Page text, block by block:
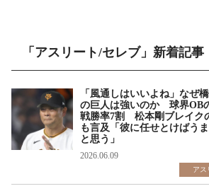
「アスリート/セレブ」新着記事
「風通しはいいよね」なぜ
の巨人は強いのか 球界OB
戦勝率7割 松本剛ブレイク
も言及「彼に任せとけばう
と思う」
2026.06.09
アス